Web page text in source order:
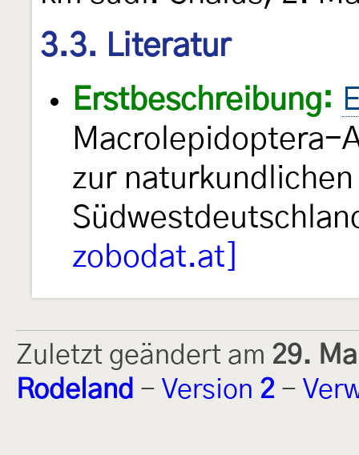
3.3. Literatur
Erstbeschreibung:
Macrolepidoptera-
zur
zobodat.at]
Zuletzt geändert am 29.
Rodeland - Version 2 -